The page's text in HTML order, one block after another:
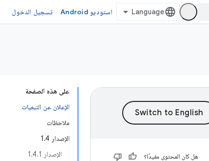
استوديو Android تسجيل الدخول
على هذه الصفحة
الإعلان عن التبعيات
ملاحظات
الإصدار 1.4
الإصدار 1.4.1
هل كان المحتوى مفيدًا؟